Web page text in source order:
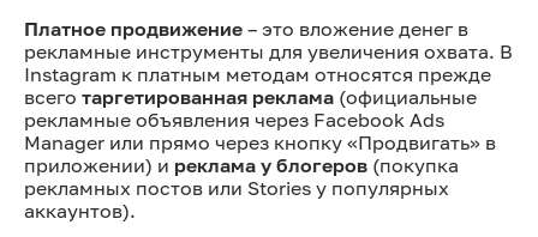
Платное продвижение – это вложение денег в
рекламные инструменты для увеличения охвата. В
Instagram к платным методам относятся прежде
всего таргетированная реклама (официальные
рекламные объявления через Facebook Ads
Manager или прямо через кнопку «Продвигать» в
приложении) и реклама у блогеров (покупка
рекламных постов или Stories у популярных
аккаунтов).